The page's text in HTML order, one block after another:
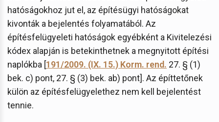
hatóságokhoz jut el, az építésügyi hatóságokat
kivonták a bejelentés folyamatából. Az
építésfelügyeleti hatóságok egyébként a Kivitelezési
kódex alapján is betekinthetnek a megnyitott építési
naplókba [191/2009. (IX. 15.) Korm. rend. 27. § (1)
bek. c) pont, 27. § (3) bek. ab) pont]. Az építtetőnek
külön az építésfelügyelethez nem kell bejelentést
tennie.